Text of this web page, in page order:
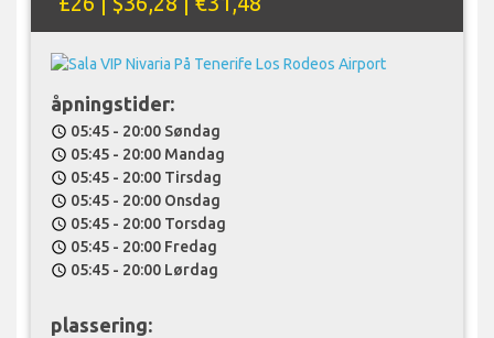
åpningstider:
schedule 05:45 - 20:00 Søndag
schedule 05:45 - 20:00 Mandag
schedule 05:45 - 20:00 Tirsdag
schedule 05:45 - 20:00 Onsdag
schedule 05:45 - 20:00 Torsdag
schedule 05:45 - 20:00 Fredag
schedule 05:45 - 20:00 Lørdag
plassering: